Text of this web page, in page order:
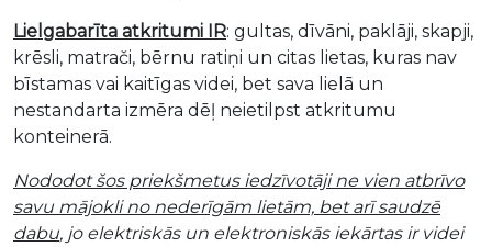
Lielgabarīta atkritumi IR: gultas, dīvāni, paklāji, skapji,
krēsli, matrači, bērnu ratiņi un citas lietas, kuras nav
bīstamas vai kaitīgas videi, bet sava lielā un
nestandarta izmēra dēļ neietilpst atkritumu
konteinerā.
Nododot šos priekšmetus iedzīvotāji ne vien atbrīvo
savu mājokli no nederīgām lietām, bet arī saudzē
dabu, jo elektriskās un elektroniskās iekārtas ir videi